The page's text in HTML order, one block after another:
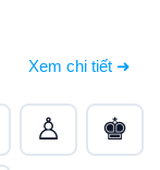
Xem chi tiết ➜
♙
♚